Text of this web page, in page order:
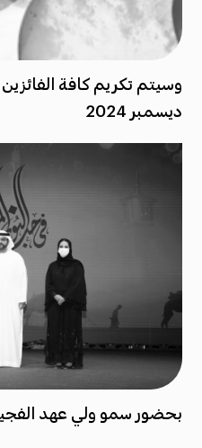
وسيتم تكريم كافة
ديسمبر 2024
بحضور سمو ولي عهد